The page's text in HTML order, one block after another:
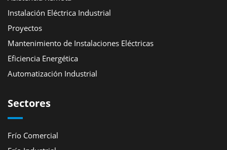
Instalación Eléctrica Industrial
Proyectos
Mantenimiento de Instalaciones Eléctricas
Eficiencia Energética
Automatización Industrial
Sectores
Frío Comercial